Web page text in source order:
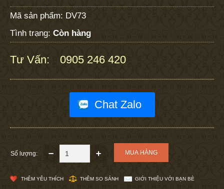
Mã sản phẩm: DV73
Tình trạng: Còn hàng
Tư Vấn: 0905 246 420
Chat Zalo
Số lượng:
THÊM YÊU THÍCH THÊM SO SÁNH GIỚI THIỆU VỚI BẠN BÈ